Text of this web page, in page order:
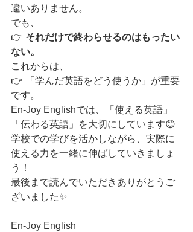
違いありません。
でも、
👉 それだけで終わらせるのはもったい
ない。
これからは、
👉 「学んだ英語をどう使うか」が重要
です。
En-Joy Englishでは、「使える英語」
「伝わる英語」を大切にしています😊
学校での学びを活かしながら、実際に
使える力を一緒に伸ばしていきましょ
う！
最後まで読んでいただきありがとうご
ざいました✨
En-Joy English